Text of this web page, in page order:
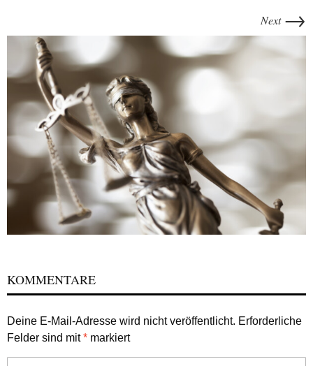
Next →
KOMMENTARE
Deine E-Mail-Adresse wird nicht veröffentlicht. Erforderliche
Felder sind mit* markiert